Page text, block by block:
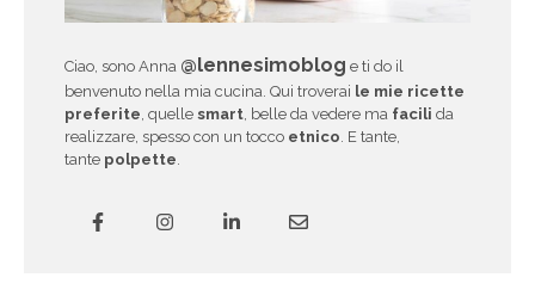
Ciao, sono Anna @lennesimoblog e ti do il
benvenuto nella mia cucina. Qui troverai le mie ricette
preferite, quelle smart, belle da vedere ma facili da
realizzare, spesso con un tocco etnico. E tante,
tante polpette.